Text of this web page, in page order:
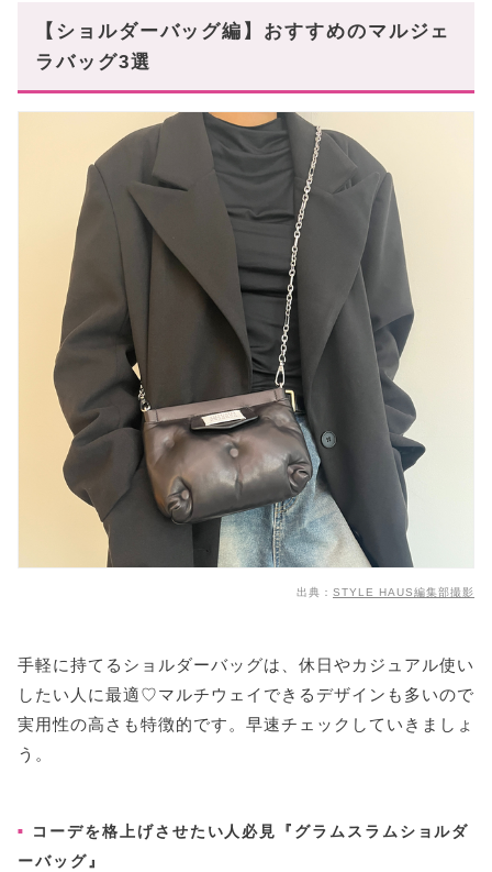
【ショルダーバッグ編】おすすめのマルジェ
ラバッグ3選
出典： STYLE HAUS編集部撮影
手軽に持てるショルダーバッグは、休日やカジュアル使い
したい人に最適♡マルチウェイできるデザインも多いので
実用性の高さも特徴的です。早速チェックしていきましょ
う。
コーデを格上げさせたい人必見『グラムスラムショルダ
ーバッグ』